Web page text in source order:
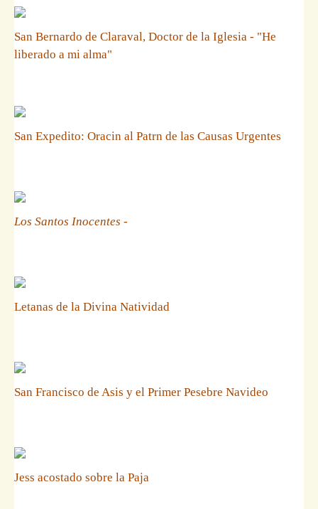
San Bernardo de Claraval, Doctor de la Iglesia - "He
liberado a mi alma"
San Expedito: Oracin al Patrn de las Causas Urgentes
Los Santos Inocentes -
Letanas de la Divina Natividad
San Francisco de Asis y el Primer Pesebre Navideo
Jess acostado sobre la Paja